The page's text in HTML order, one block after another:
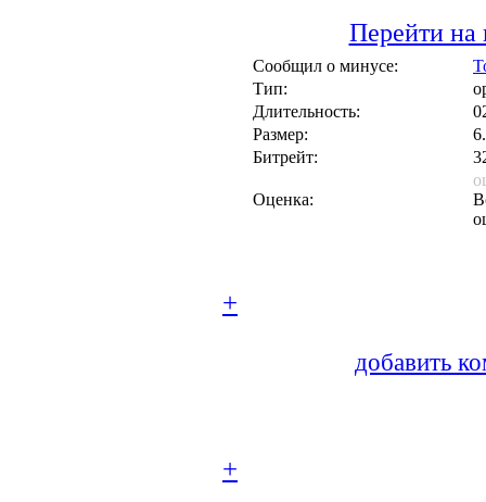
Перейти на
Сообщил о минусе:
Тип:
Длительность:
Размер:
Битрейт:
Оценка:
+
добавить
+